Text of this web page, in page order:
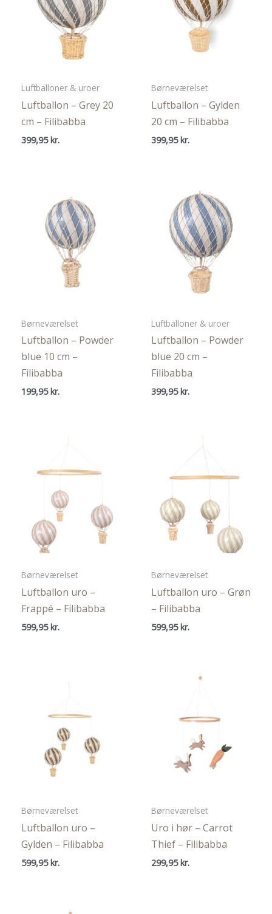
Luftballoner & uroer
Luftballon – Grey 20
cm – Filibabba
399,95kr.
Børneværelset
Luftballon – Gylden
20 cm – Filibabba
399,95kr.
Børneværelset
Luftballon – Powder
blue 10 cm –
Filibabba
199,95 kr.
Luftballoner & uroer
Luftballon – Powder
blue 20 cm –
Filibabba
399,95 kr.
Børneværelset
Luftballon uro –
Frappé – Filibabba
599,95 kr.
Børneværelset
Luftballon uro – Grøn
– Filibabba
599,95 kr.
Børneværelset
Luftballon uro –
Gylden – Filibabba
599,95kr.
Børneværelset
Uro i hør – Carrot
Thief – Filibabba
299,95kr.